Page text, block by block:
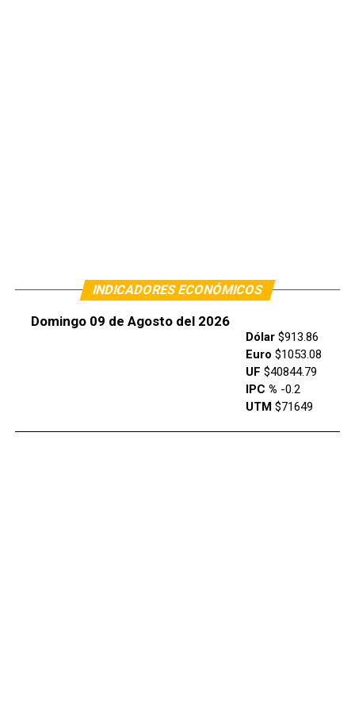
INDICADORES ECONÓMICOS
Domingo 09 de Agosto del 2026
Dólar$913.86
Euro $1053.08
UF $40844.79
IPC % -0.2
UTM $71649